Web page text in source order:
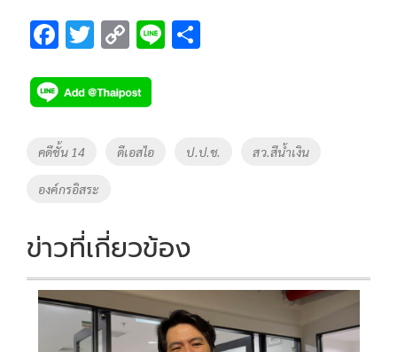
F
e
b
o
o
k
T
tt
er
C
p
y
Li
Li
Tags
คดีชั้น 14 ดีเอสไอ ป.ป.ช. สว.สีน้ำเงิน
องค์กรอิสระ
ข่าวที่เกี่ยวข้อง